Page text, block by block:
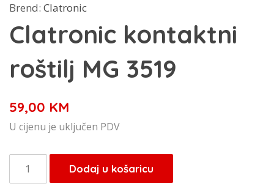
Brend: Clatronic
Clatronic kontaktni
roštilj MG 3519
59,00 KM
U cijenu je uključen PDV
Clatronic
kontaktni
Dodaj u košaricu